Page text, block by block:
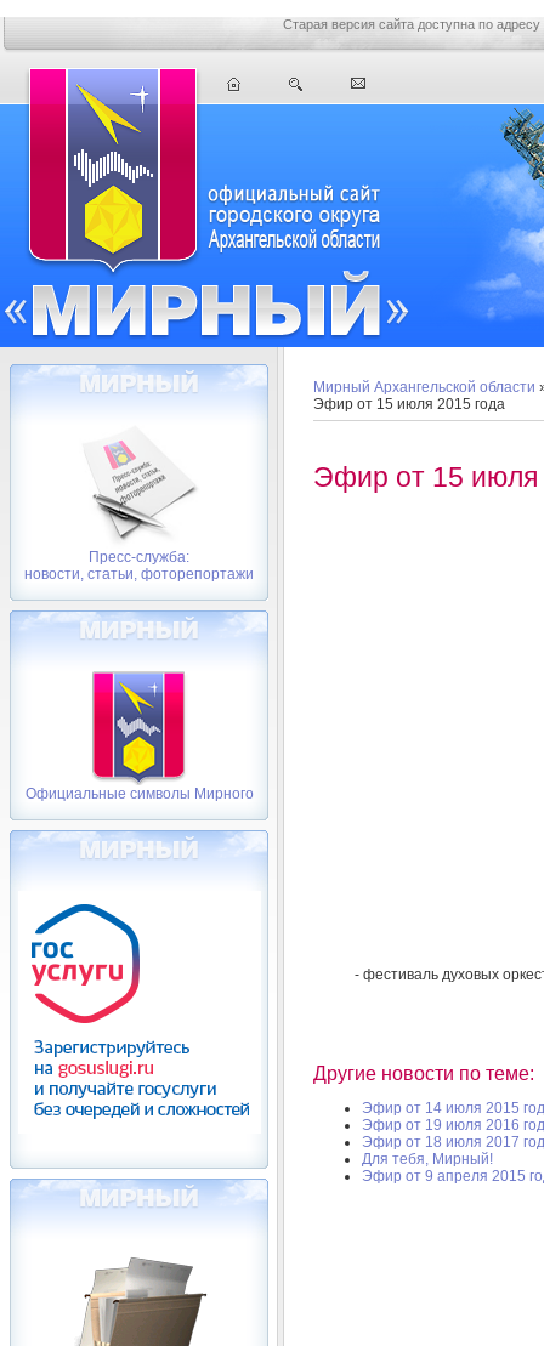
Старая версия сайта доступна по адресу
Пресс-служба:
новости, статьи, фоторепортажи
Официальные символы Мирного
Мирный Архангельской области
Эфир от 15 июля 2015 года
Эфир от 15 июля
- фестиваль духовых
Другие новости по теме:
Эфир от 14 июля 2015
Эфир от 19 июля 2016
Эфир от 18 июля 2017
Для тебя, Мирный!
Эфир от 9 апреля 2015